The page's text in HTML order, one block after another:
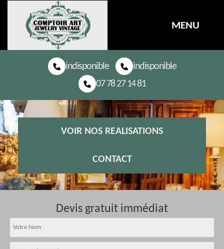
MENU
indisponible
indisponible
07 78 27 14 81
VOIR NOS REALISATIONS
CONTACT
Devis gratuit immédiat